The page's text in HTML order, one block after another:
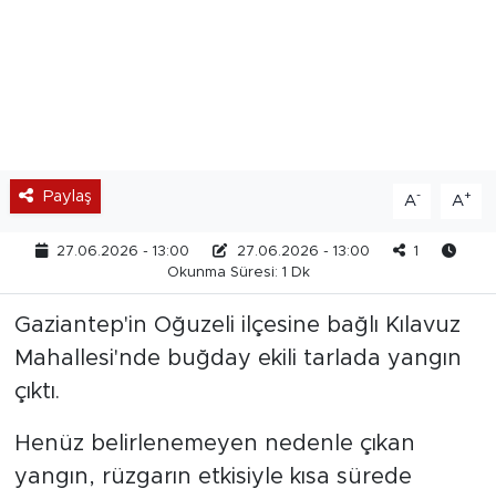
Paylaş A- A+
27.06.2026 - 13:00 27.06.2026 - 13:00
1
Okunma Süresi: 1 Dk
Gaziantep'in Oğuzeli ilçesine bağlı Kılavuz
Mahallesi'nde buğday ekili tarlada yangın
çıktı.
Henüz belirlenemeyen nedenle çıkan
yangın, rüzgarın etkisiyle kısa sürede